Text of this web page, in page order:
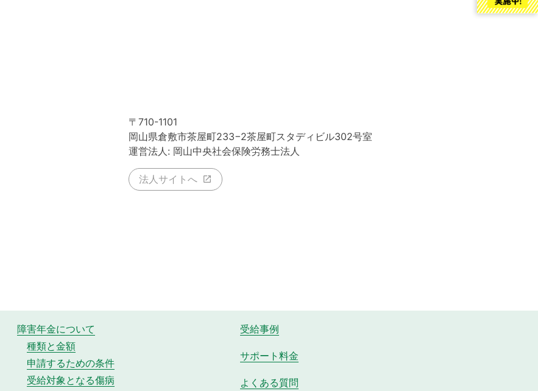
〒710-1101
岡山県倉敷市茶屋町233−2茶屋町スタディビル302号室
運営法人: 岡山中央社会保険労務士法人
法人サイトへ
障害年金について
種類と金額
申請するための条件
受給対象となる傷病
受給事例
サポート料金
よくある質問